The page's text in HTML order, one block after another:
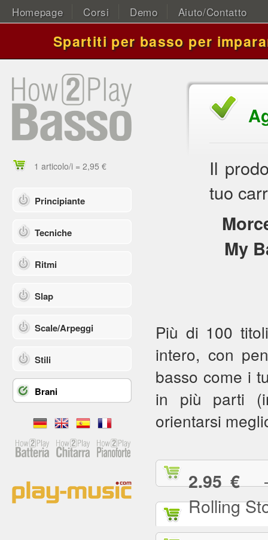
Homepage Corsi Demo Aiuto/Contatto
Spartiti per basso per
1 articolo/i = 2,95 €
Principiante
Tecniche
Ritmi
Slap
Scale/Arpeggi
Stili
Brani
Il
tuo
My
Più di 100
intero, con
basso come i
in più parti
orientarsi
2.95 €—
Rolling